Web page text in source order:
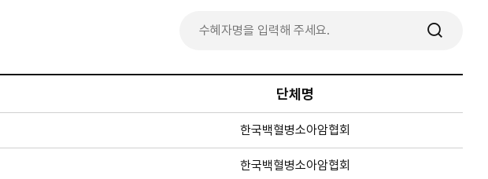
명
단체명
한국백혈병소아암협회
한국백혈병소아암협회